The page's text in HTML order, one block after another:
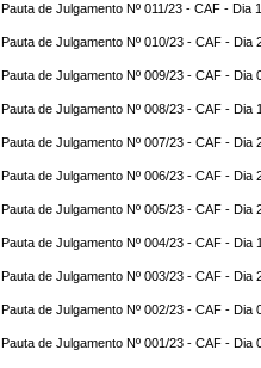
Pauta de Julgamento Nº 011/23 - CAF - Dia
Pauta de Julgamento Nº 010/23 - CAF - Dia
Pauta de Julgamento Nº 009/23 - CAF - Dia
Pauta de Julgamento Nº 008/23 - CAF - Dia
Pauta de Julgamento Nº 007/23 - CAF - Dia
Pauta de Julgamento Nº 006/23 - CAF - Dia
Pauta de Julgamento Nº 005/23 - CAF - Dia
Pauta de Julgamento Nº 004/23 - CAF - Dia
Pauta de Julgamento Nº 003/23 - CAF - Dia
Pauta de Julgamento Nº 002/23 - CAF - Dia
Pauta de Julgamento Nº 001/23 - CAF - Dia